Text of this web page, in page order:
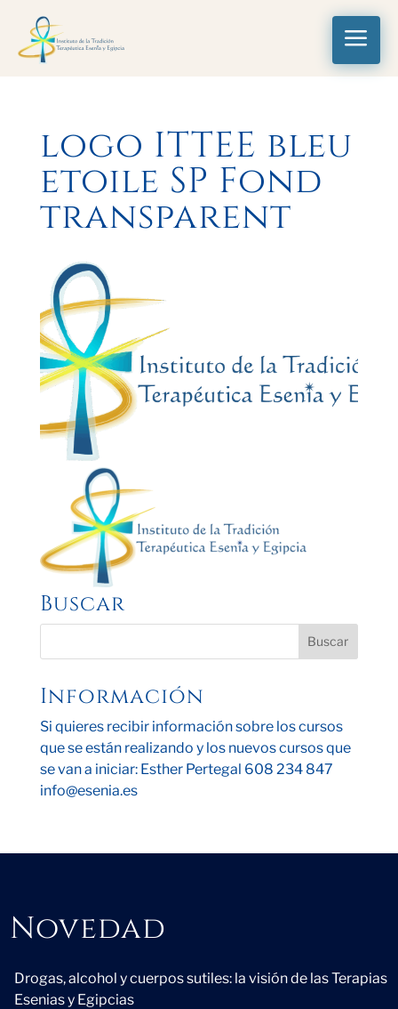
a
logo ITTEE bleu
etoile SP Fond
transparent
Buscar
Información
Si quieres recibir información sobre los cursos
que se están realizando y los nuevos cursos que
se van a iniciar: Esther Pertegal 608 234 847
info@esenia.es
Novedad
Novedad
Drogas, alcohol y cuerpos sutiles: la visión de las Terapias
Esenias y Egipcias